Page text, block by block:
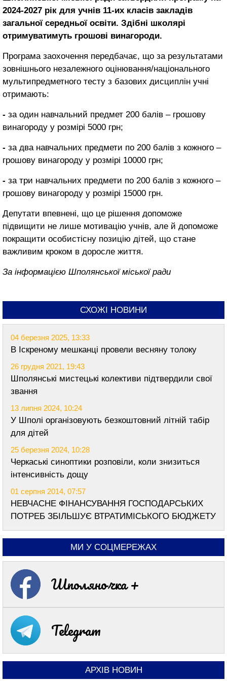
2024-2027 рік для учнів 11-их класів закладів
загальної середньої освіти. Здібні школярі
отримуватимуть грошові винагороди.
Програма заохочення передбачає, що за результатами
зовнішнього незалежного оцінювання/національного
мультипредметного тесту з базових дисциплін учні
отримають:
- за один навчальний предмет 200 балів – грошову
винагороду у розмірі 5000 грн;
- за два навчальних предмети по 200 балів з кожного –
грошову винагороду у розмірі 10000 грн;
- за три навчальних предмети по 200 балів з кожного –
грошову винагороду у розмірі 15000 грн.
Депутати впевнені, що це рішення допоможе
підвищити не лише мотивацію учнів, але й допоможе
покращити особистісну позицію дітей, що стане
важливим кроком в доросле життя.
За інформацією Шполянської міської ради
СХОЖІ НОВИНИ
04 березня 2025, 13:33
В Іскреному мешканці провели весняну толоку
26 грудня 2021, 19:43
Шполянські мистецькі колективи підтвердили свої
звання
13 липня 2024, 10:24
У Шполі організовують безкоштовний літній табір
для дітей
25 березня 2024, 10:28
Черкаські синоптики розповіли, коли знизиться
інтенсивність дощу
01 серпня 2014, 07:57
НЕВЧАСНЕ ФІНАНСУВАННЯ ГОСПОДАРСЬКИХ
ПОТРЕБ ЗБІЛЬШУЄ ВТРАТИМІСЬКОГО БЮДЖЕТУ
МИ У СОЦМЕРЕЖАХ
Шполяночка +
Telegram
АРХІВ НОВИН